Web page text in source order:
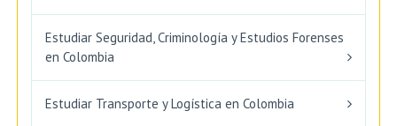
Estudiar Seguridad, Criminología y Estudios Forenses
en Colombia
Estudiar Transporte y Logística en Colombia